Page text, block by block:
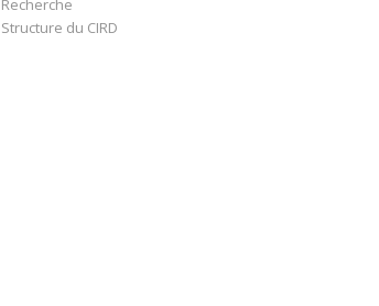
Recherche
Structure du CIRD